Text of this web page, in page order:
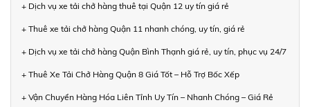
+ Dịch vụ xe tải chở hàng thuê tại Quận 12 uy tín giá rẻ
+ Thuê xe tải chở hàng Quận 11 nhanh chóng, uy tín, giá rẻ
+ Dịch vụ xe tải chở hàng Quận Bình Thạnh giá rẻ, uy tín, phục vụ 24/7
+ Thuê Xe Tải Chở Hàng Quận 8 Giá Tốt – Hỗ Trợ Bốc Xếp
+ Vận Chuyển Hàng Hóa Liên Tỉnh Uy Tín – Nhanh Chóng – Giá Rẻ